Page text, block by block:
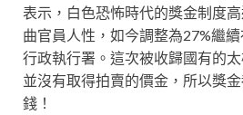
表示，白色恐怖時代的獎金制度
曲官員人性，如今調整為27%繼
行政執行署。這次被收歸國有的
並沒有取得拍賣的價金，所以獎
錢！